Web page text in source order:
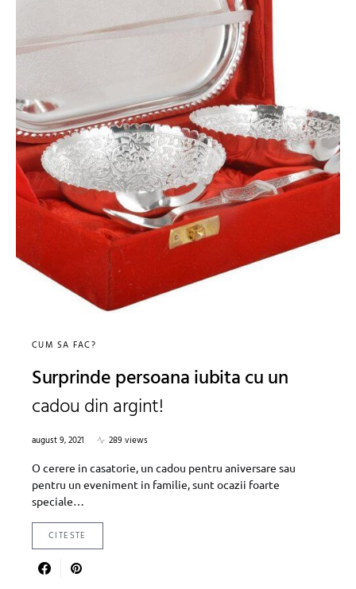
CUM SA FAC?
Surprinde persoana iubita cu un
cadou din argint!
august 9, 2021
289 views
O cerere in casatorie, un cadou pentru aniversare sau
pentru un eveniment in familie, sunt ocazii foarte
speciale…
CITESTE